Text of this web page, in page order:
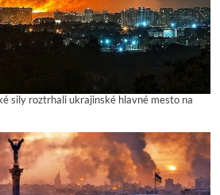
sily roztrhali ukrajinské hlavné mesto na